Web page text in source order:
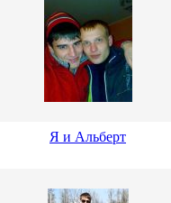
Я и Альберт